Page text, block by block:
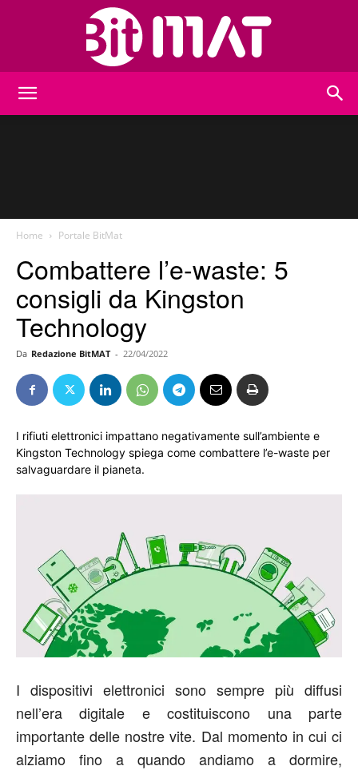
Home Portale BitMat
Combattere l’e-waste: 5
consigli da Kingston
Technology
Da Redazione BitMAT - 22/04/2022
I rifiuti elettronici impattano negativamente sull’ambiente e
Kingston Technology spiega come combattere l’e-waste per
salvaguardare il pianeta.
I dispositivi elettronici sono sempre più diffusi
nell’era digitale e costituiscono una parte
importante delle nostre vite. Dal momento in cui ci
alziamo fino a quando andiamo a dormire,